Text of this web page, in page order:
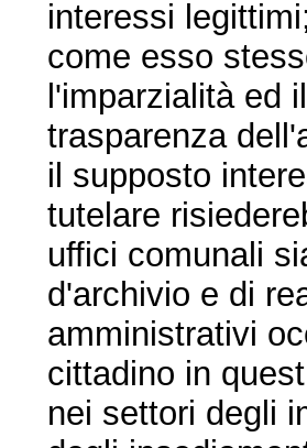
interessi
come esso
l'imparzialità ed
trasparenza
il supposto
tutelare
uffici comunali
d'archivio e di
amministrativi
cittadino in
nei settori degli